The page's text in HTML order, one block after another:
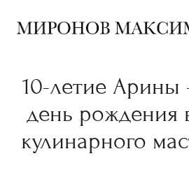
10-летие Арины
день рождения
кулинарного